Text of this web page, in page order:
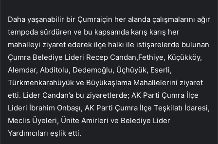
Daha yaşanabilir bir Çumraiçin her alanda çalışmalarını ağır
tempoda sürdüren ve bu kapsamda karış karış her
mahalleyi ziyaret ederek ilçe halkı ile istişarelerde bulunan
Çumra Belediye Lideri Recep Candan,Fethiye, Küçükköy,
Alemdar, Abditolu, Dedemoğlu, Üçhüyük, Eserli,
Türkmenkarahüyük ve Büyükaşlama Mahallelerini ziyaret
etti. Lider Candan’a bu ziyaretlerde; AK Parti Çumra İlçe
Lideri İbrahim Onbaşı, AK Parti Çumra İlçe Teşkilatı İdaresi,
Meclis Üyeleri, Ünite Amirleri ve Belediye Lider
Yardımcıları eşlik etti.